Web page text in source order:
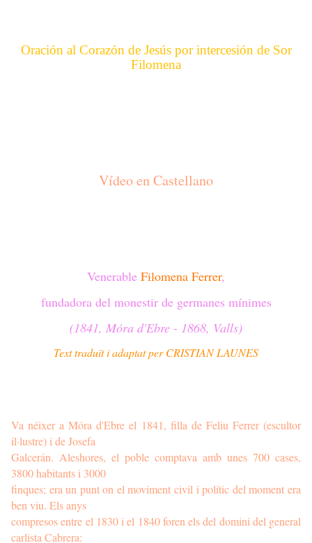
Oración al Corazón de Jesús por intercesión de Sor
Filomena
Vídeo en Castellano
Venerable Filomena Ferrer,
fundadora del monestir de germanes mínimes
(1841, Móra d'Ebre - 1868, Valls)
Text traduït i adaptat per CRISTIAN LAUNES
Va néixer a Móra d'Ebre el 1841, filla de Feliu Ferrer (escultor
il·lustre) i de Josefa
Galcerán. Aleshores, el poble comptava amb unes 700 cases,
3800 habitants i 3000
finques; era un punt on el moviment civil i polític del moment era
ben viu. Els anys
compresos entre el 1830 i el 1840 foren els del domini del general
carlista Cabrera: